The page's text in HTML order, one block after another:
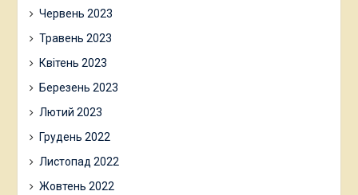
Червень 2023
Травень 2023
Квітень 2023
Березень 2023
Лютий 2023
Грудень 2022
Листопад 2022
Жовтень 2022